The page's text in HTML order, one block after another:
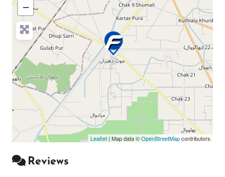
−
Press Enter key to search
Leaflet | Map data ©OpenStreetMapcontributors
Reviews